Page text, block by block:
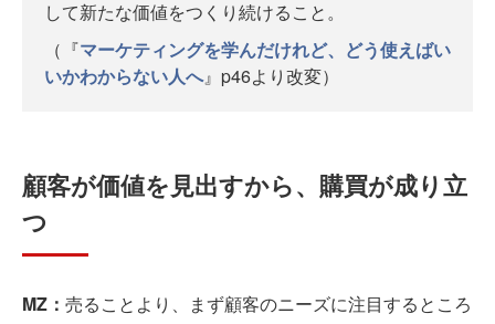
して新たな価値をつくり続けること。
（『マーケティングを学んだけれど、どう使えばい
いかわからない人へ』p46より改変）
顧客が価値を見出すから、購買が成り立
つ
MZ： 売ることより、まず顧客のニーズに注目するところ